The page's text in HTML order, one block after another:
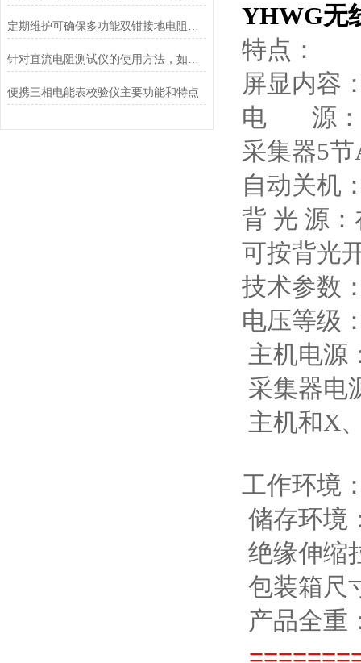
便携三相电能表校验仪主要功能和特点
YHWG无
特点：
屏显内容
电 源：
采集器5
自动关机
背 光 源
可按背光
技术参数
电压等级
主机电源
采集器电
主机和X
工作环境
储存环境
绝缘伸缩
包装箱尺
产品全重